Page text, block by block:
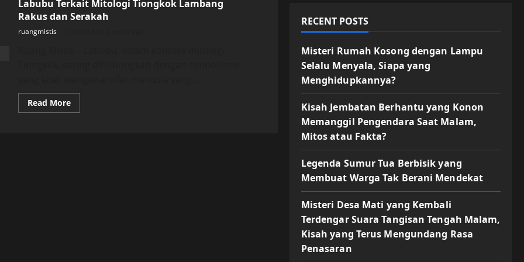
Labubu Terkait Mitologi Tiongkok Lambang
Rakus dan Serakah
ruangmistis
Read MoreRead
more
RECENT POSTS
Misteri Rumah Kosong dengan Lampu
Selalu Menyala, Siapa yang
Menghidupkannya?
Kisah Jembatan Berhantu yang Konon
Memanggil Pengendara Saat Malam,
Mitos atau Fakta?
Legenda Sumur Tua Berbisik yang
Membuat Warga Tak Berani Mendekat
Misteri Desa Mati yang Kembali
Terdengar Suara Tangisan Tengah Malam,
Kisah yang Terus Mengundang Rasa
Penasaran